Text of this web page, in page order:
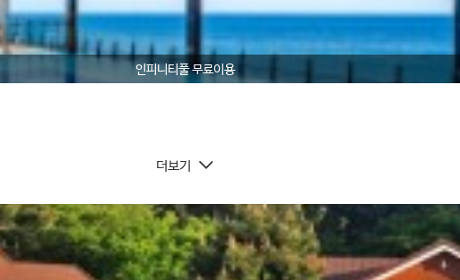
인피니티풀 무료이용
더보기